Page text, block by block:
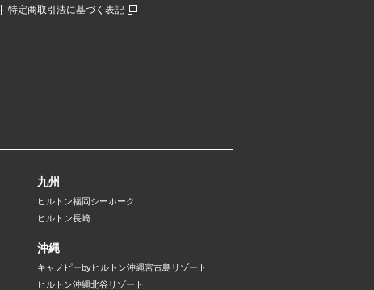
特定商取引法に基づく表記
九州
ヒルトン福岡シーホーク
ヒルトン長崎
沖縄
キャノピーbyヒルトン沖縄宮古島リゾート
ヒルトン沖縄北谷リゾート